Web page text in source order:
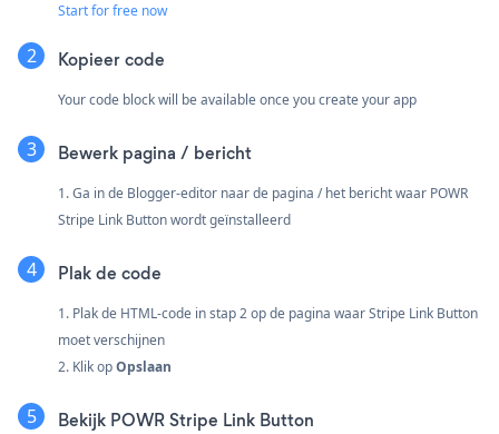
Start for free now
Kopieer code
Your code block will be available once you create your app
Bewerk pagina / bericht
1. Ga in de Blogger-editor naar de pagina / het bericht waar POWR
Stripe Link Button wordt geïnstalleerd
Plak de code
1. Plak de HTML-code in stap 2 op de pagina waar Stripe Link Button
moet verschijnen
2. Klik opOpslaan
Bekijk POWR Stripe Link Button